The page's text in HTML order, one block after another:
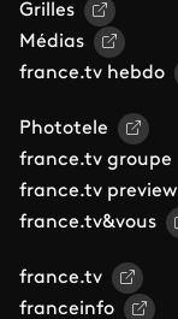
Grilles
Médias
france.tv hebdo
Phototele
france.tv groupe
france.tv preview
france.tv&vous
france.tv
franceinfo